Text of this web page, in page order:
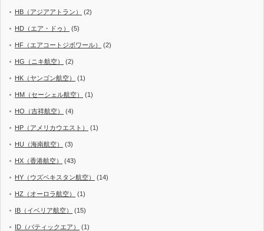
HB（アジアアトラン） (2)
HD（エア・ドゥ） (5)
HF（エアコートジボワール） (2)
HG（ニキ航空） (2)
HK（ヤンゴン航空） (1)
HM（セーシェル航空） (1)
HO（吉祥航空） (4)
HP（アメリカウエスト） (1)
HU（海南航空） (3)
HX（香港航空） (43)
HY（ウズベキスタン航空） (14)
HZ（オーロラ航空） (1)
IB（イベリア航空） (15)
ID（バティックエア） (1)